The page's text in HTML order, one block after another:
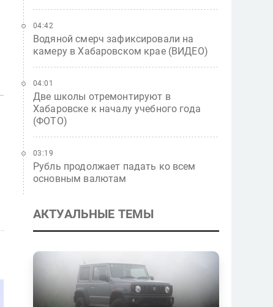
Водяной смерч зафиксировали на
камеру в Хабаровском крае (ВИДЕО)
04:42
Две школы отремонтируют в
Хабаровске к началу учебного года
(ФОТО)
04:01
Рубль продолжает падать ко всем
основным валютам
03:19
АКТУАЛЬНЫЕ ТЕМЫ